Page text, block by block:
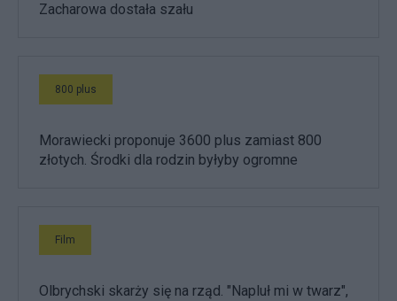
Zacharowa dostała szału
800 plus
Morawiecki proponuje 3600 plus zamiast 800
złotych. Środki dla rodzin byłyby ogromne
Film
Olbrychski skarży się na rząd. "Napluł mi w twarz",